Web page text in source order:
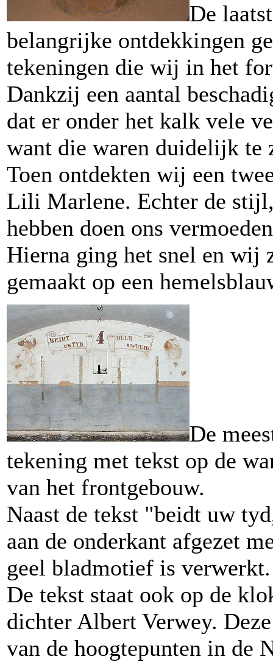
De
belangrijke ontdekkingen
tekeningen die wij in het
Dankzij een aantal
dat er onder het kalk vele
want die waren duidelijk te
Toen ontdekten wij een
Lili Marlene. Echter de
hebben doen ons
Hierna ging het snel en wij
gemaakt op een
De
tekening met tekst op de
van het frontgebouw.
Naast de tekst "beidt uw
aan de onderkant afgezet
geel bladmotief is
De tekst staat ook op de
dichter Albert Verwey.
van de hoogtepunten in de